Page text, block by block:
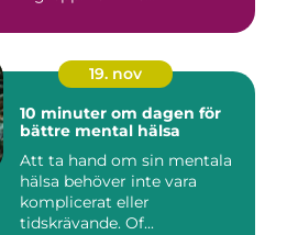
19. nov
10 minuter om dagen för
bättre mental hälsa
Att ta hand om sin mentala
hälsa behöver inte vara
komplicerat eller
tidskrävande. Of...